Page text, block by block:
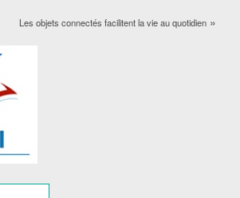
Les objets connectés facilitent la vie au quotidien »